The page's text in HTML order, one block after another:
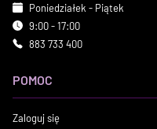
Poniedziałek - Piątek
9:00 - 17:00
883 733 400
POMOC
Zaloguj się